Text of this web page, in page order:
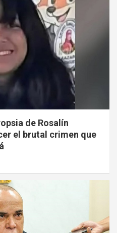
de Rosalín
el brutal crimen que